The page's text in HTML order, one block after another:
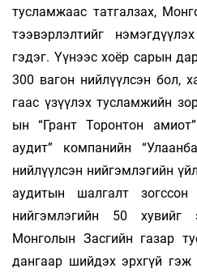
тусламжаас татгалзах,
тээвэрлэлтийг
гэдэг. Үүнээс хоёр сарын
300 вагон нийлүүлсэн бол,
гаас үзүүлэх тусламжийн
ын “Грант Торонтон
аудит” компанийн
нийлүүлсэн нийгэмлэгийн
аудитын шалгалт
нийгэмлэгийн 50
Монголын Засгийн газар
дангаар шийдэх эрхгүй гэж